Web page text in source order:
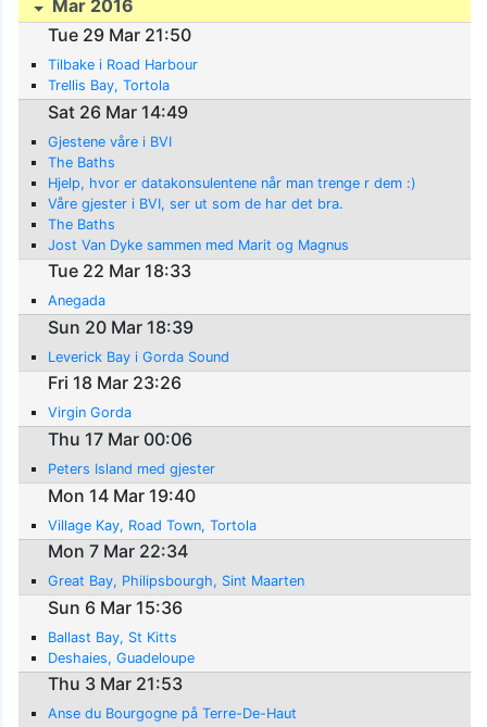
Mar 2016
Tue 29 Mar 21:50
Tilbake i Road Harbour
Trellis Bay, Tortola
Sat 26 Mar 14:49
Gjestene våre i BVI
The Baths
Hjelp, hvor er datakonsulentene når man trenge r dem :)
Våre gjester i BVI, ser ut som de har det bra.
The Baths
Jost Van Dyke sammen med Marit og Magnus
Tue 22 Mar 18:33
Anegada
Sun 20 Mar 18:39
Leverick Bay i Gorda Sound
Fri 18 Mar 23:26
Virgin Gorda
Thu 17 Mar 00:06
Peters Island med gjester
Mon 14 Mar 19:40
Village Kay, Road Town, Tortola
Mon 7 Mar 22:34
Great Bay, Philipsbourgh, Sint Maarten
Sun 6 Mar 15:36
Ballast Bay, St Kitts
Deshaies, Guadeloupe
Thu 3 Mar 21:53
Anse du Bourgogne på Terre-De-Haut